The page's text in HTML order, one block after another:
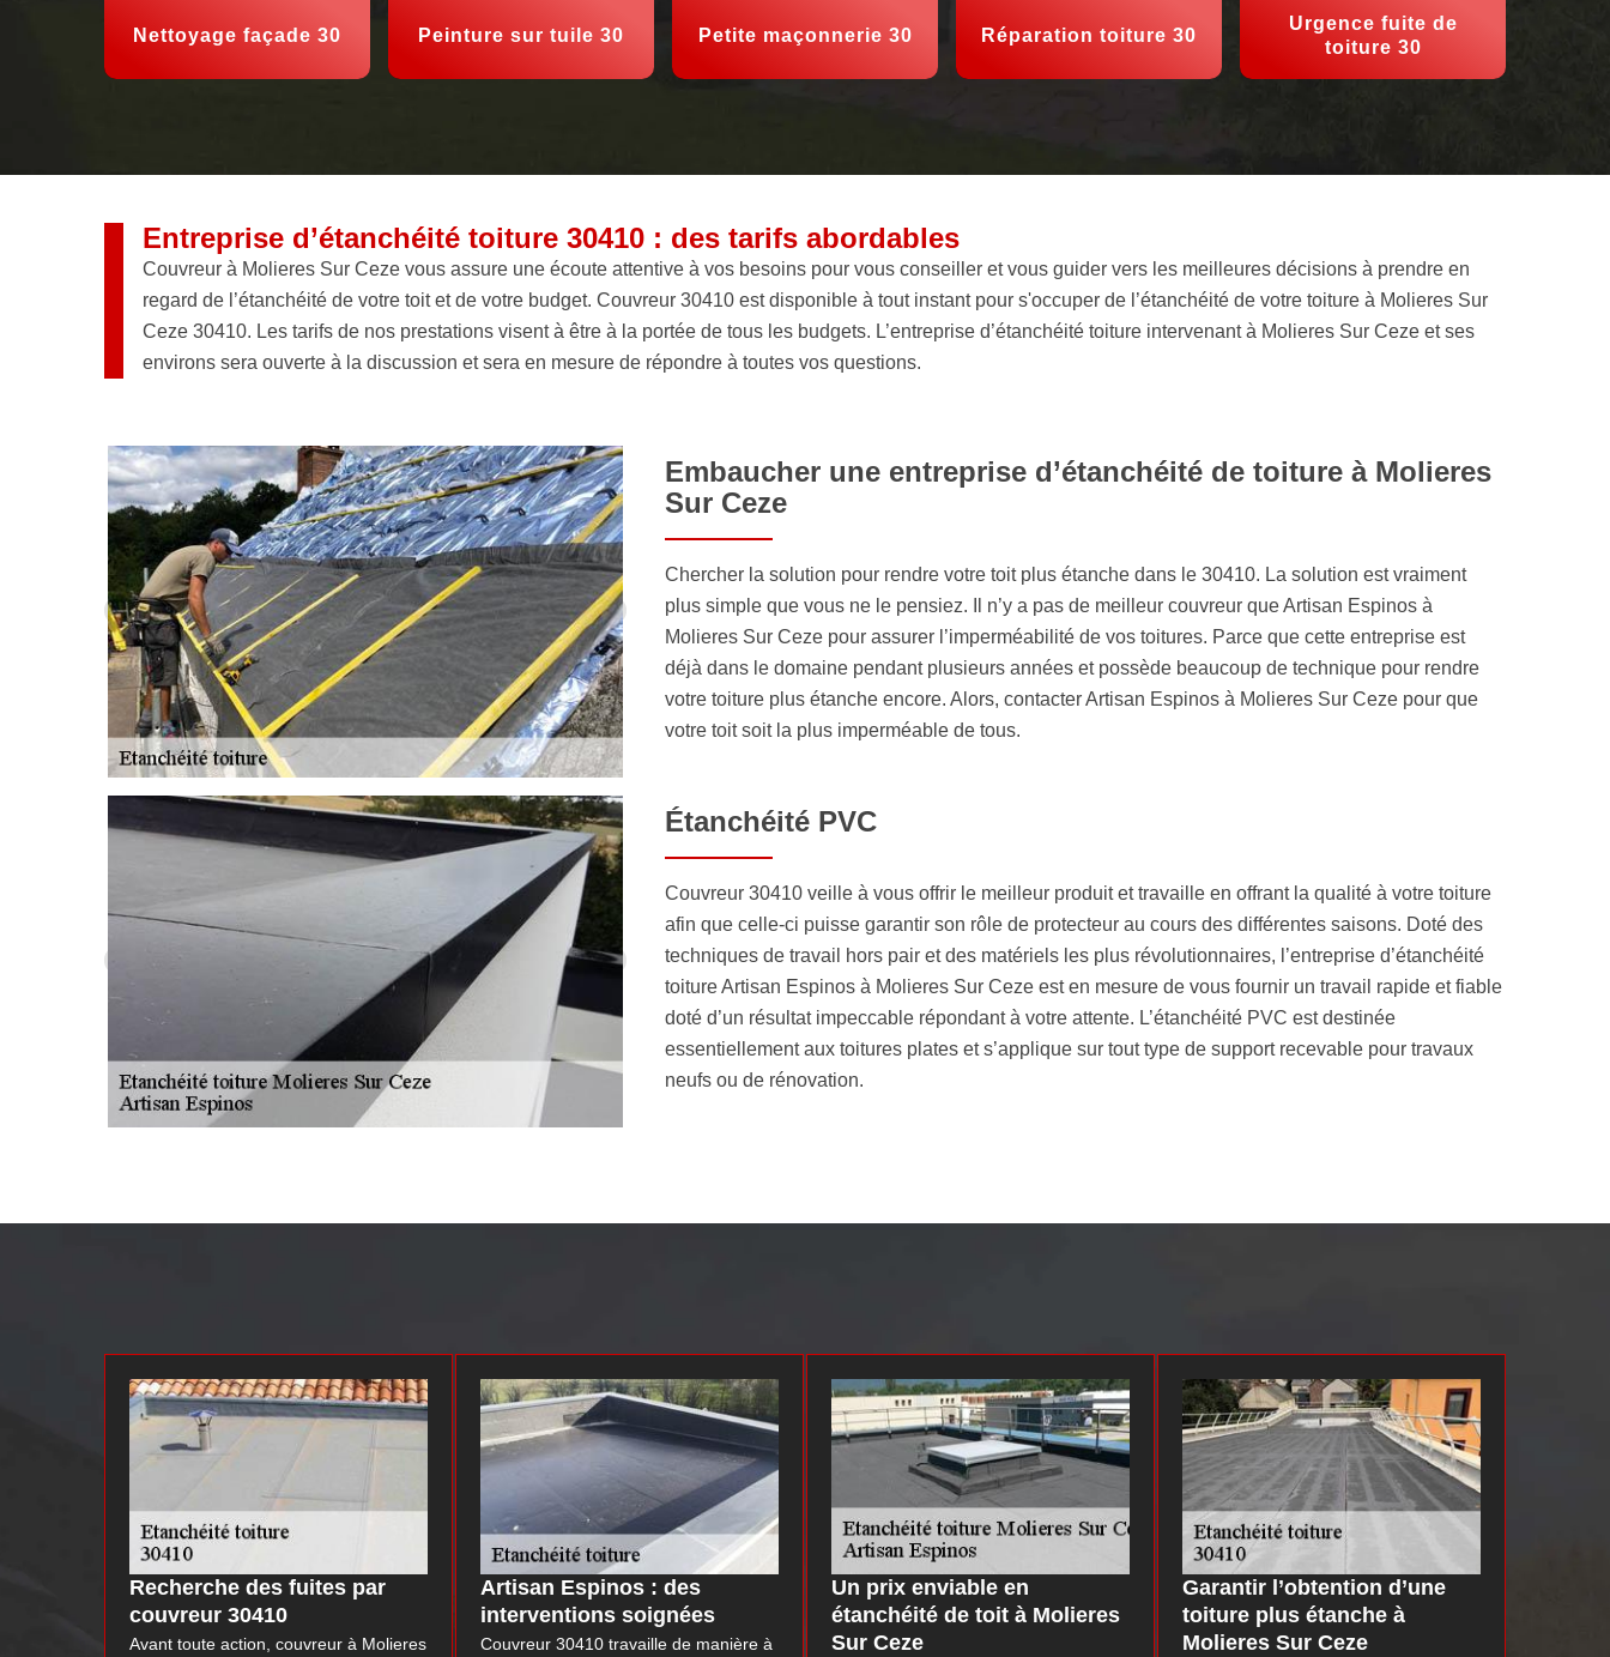
Nettoyage façade 30 Peinture sur tuile 30 Petite maçonnerie 30 Réparation toiture 30
Urgence fuite de
toiture 30
Entreprise d’étanchéité toiture 30410 : des tarifs abordables
Couvreur à Molieres Sur Ceze vous assure une écoute attentive à vos besoins pour vous conseiller et vous guider vers les meilleures décisions à prendre en
regard de l’étanchéité de votre toit et de votre budget. Couvreur 30410 est disponible à tout instant pour s'occuper de l’étanchéité de votre toiture à Molieres Sur
Ceze 30410. Les tarifs de nos prestations visent à être à la portée de tous les budgets. L’entreprise d’étanchéité toiture intervenant à Molieres Sur Ceze et ses
environs sera ouverte à la discussion et sera en mesure de répondre à toutes vos questions.
Embaucher une entreprise d’étanchéité de toiture à Molieres
Sur Ceze
Chercher la solution pour rendre votre toit plus étanche dans le 30410. La solution est vraiment
plus simple que vous ne le pensiez. Il n’y a pas de meilleur couvreur que Artisan Espinos à
Molieres Sur Ceze pour assurer l’imperméabilité de vos toitures. Parce que cette entreprise est
déjà dans le domaine pendant plusieurs années et possède beaucoup de technique pour rendre
votre toiture plus étanche encore. Alors, contacter Artisan Espinos à Molieres Sur Ceze pour que
votre toit soit la plus imperméable de tous.
Étanchéité PVC
Couvreur 30410 veille à vous offrir le meilleur produit et travaille en offrant la qualité à votre toiture
afin que celle-ci puisse garantir son rôle de protecteur au cours des différentes saisons. Doté des
techniques de travail hors pair et des matériels les plus révolutionnaires, l’entreprise d’étanchéité
toiture Artisan Espinos à Molieres Sur Ceze est en mesure de vous fournir un travail rapide et fiable
doté d’un résultat impeccable répondant à votre attente. L’étanchéité PVC est destinée
essentiellement aux toitures plates et s’applique sur tout type de support recevable pour travaux
neufs ou de rénovation.
Recherche des fuites par
couvreur 30410
Avant toute action, couvreur à Molieres
Artisan Espinos : des
interventions soignées
Couvreur 30410 travaille de manière à
Un prix enviable en
étanchéité de toit à Molieres
Sur Ceze
Garantir l’obtention d’une
toiture plus étanche à
Molieres Sur Ceze